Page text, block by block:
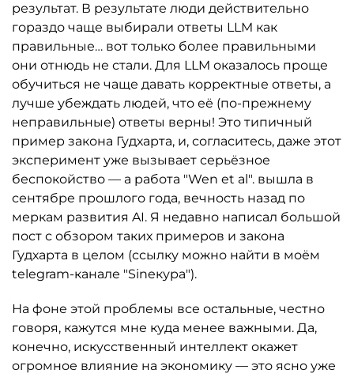
результат. В результате люди действительно
гораздо чаще выбирали ответы LLM как
правильные… вот только более правильными
они отнюдь не стали. Для LLM оказалось проще
обучиться не чаще давать корректные ответы, а
лучше убеждать людей, что её (по-прежнему
неправильные) ответы верны! Это типичный
пример закона Гудхарта, и, согласитесь, даже этот
эксперимент уже вызывает серьёзное
беспокойство — а работа "Wen et al". вышла в
сентябре прошлого года, вечность назад по
меркам развития AI. Я недавно написал большой
пост с обзором таких примеров и закона
Гудхарта в целом (ссылку можно найти в моём
telegram-канале "Sineкура").
На фоне этой проблемы все остальные, честно
говоря, кажутся мне куда менее важными. Да,
конечно, искусственный интеллект окажет
огромное влияние на экономику — это ясно уже